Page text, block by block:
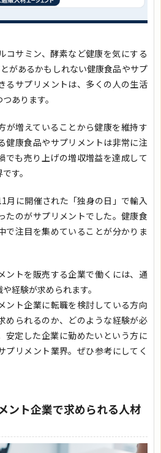
コサミン、酵素など健康を気にする
があるかもしれない健康食品やサプ
るサプリメントは、多くの人の生活
あります。
が増えていることから健康を維持す
健康食品やサプリメントは非常に注
でも売り上げの増収増益を達成して
す。
月に開催された「独身の日」で輸入
たのがサプリメントでした。健康食
で注目を集めていることが分かりま
ントを販売する企業で働くには、通
経験が求められます。
ント企業に転職を検討している方向
められるのか、どのような経験が必
安定した企業に勤めたいという方に
プリメント業界。ぜひ参考にしてく
ント企業で求められる人材